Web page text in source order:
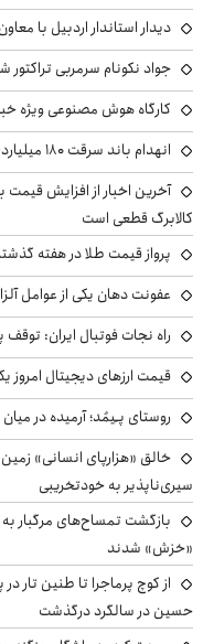
دیدار استاندار اردبیل با
جواد نکونام سرمربی تراکتور
کارگاه هوش مصنوعی ویژه
انهدام باند سرقت ۱۸۰ میلیاردی سیم و کابل برق در رفسنجان
آخرین اخبار از افزایش
کالابرگ قطعی است
پرواز قیمت طلا در هفته
عفونت دهان یکی از عوامل
راه نجات فوتبال ایران:
قیمت ارزهای دیجیتال امروز یکشنبه ۱۸
روستای پـِیمُد؛ آرمیده در
خالق «هزارپای انسانی»
سیری‌ناپذیر به خودتخریبی
بازگشت تمساح‌های مرگبار
«خزش» شدند
از کوچ‌ پرماجرا تا طنین تار
حسین در سالگرد درگذشت